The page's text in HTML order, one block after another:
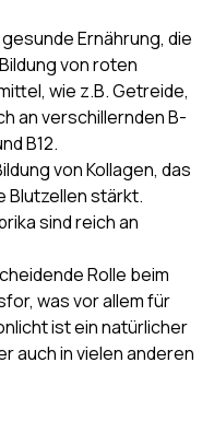
Ernährung, die
von roten
wie z.B. Getreide,
an verschillernden B-
B12.
von Kollagen, das
Blutzellen stärkt.
sind reich an
Rolle beim
was vor allem für
ist ein natürlicher
auch in vielen anderen